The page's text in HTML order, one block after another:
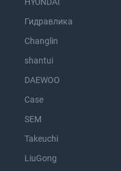
Гидравлика
Changlin
shantui
DAEWOO
Case
SEM
Takeuchi
LiuGong